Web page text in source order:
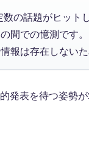
数の話題がヒット
間での憶測です。
報は存在しない
発表を待つ姿勢